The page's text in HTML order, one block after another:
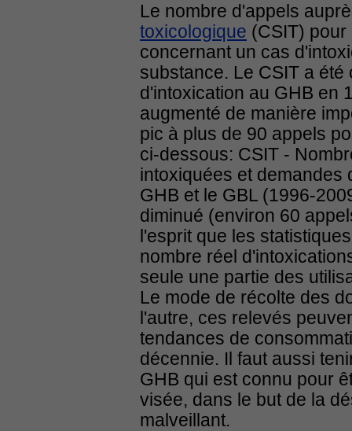
Le nombre d'appels
toxicologique (CSIT)
concernant un cas
substance. Le CSIT a
d'intoxication au GHB en
augmenté de manière
pic à plus de 90 appels
ci-dessous: CSIT -
intoxiquées et demandes
GHB et le GBL (1996-
diminué (environ 60
l'esprit que les
nombre réel
seule une partie des
Le mode de récolte des
l'autre, ces relevés
tendances de
décennie. Il faut aussi
GHB qui est connu pour
visée, dans le but de la
malveillant.